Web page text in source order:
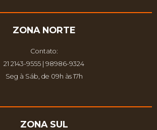
ZONA NORTE
Contato:
21 2143-9555 | 98986-9324
Seg à Sáb, de 09h às 17h
ZONA SUL